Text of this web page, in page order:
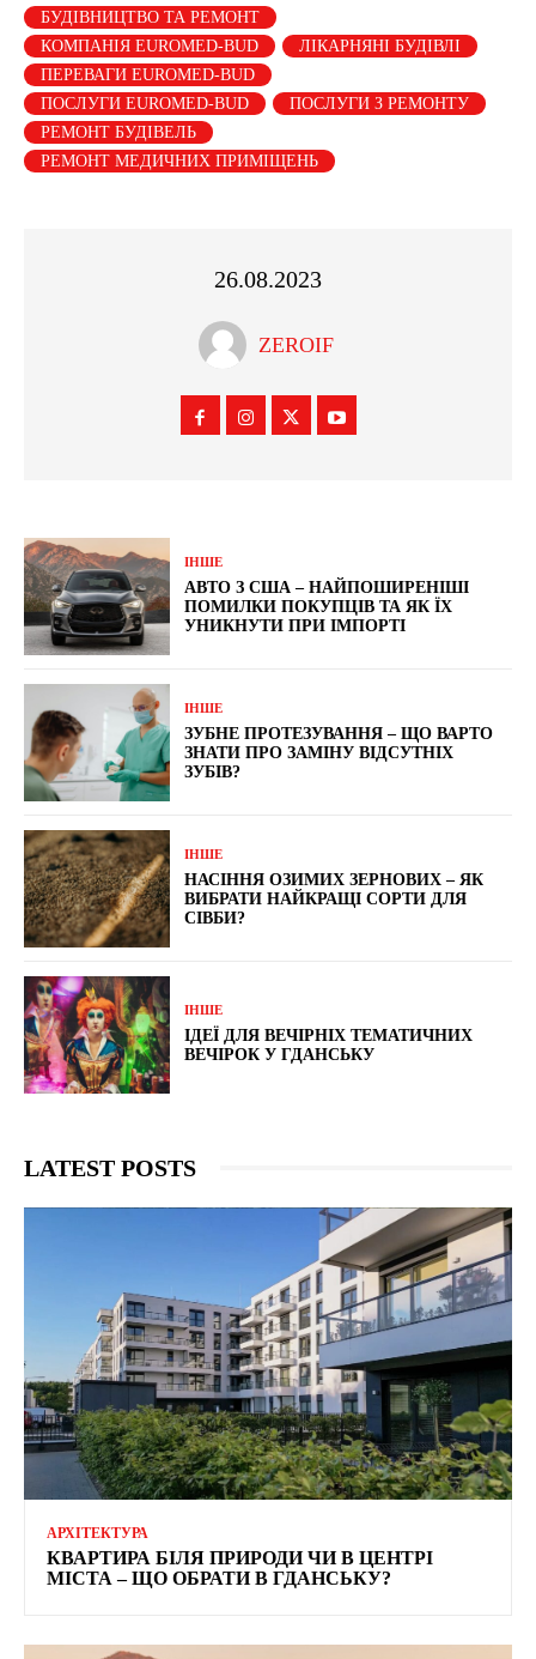
БУДІВНИЦТВО ТА РЕМОНТ
КОМПАНІЯ EUROMED-BUD
ЛІКАРНЯНІ БУДІВЛІ
ПЕРЕВАГИ EUROMED-BUD
ПОСЛУГИ EUROMED-BUD
ПОСЛУГИ З РЕМОНТУ
РЕМОНТ БУДІВЕЛЬ
РЕМОНТ МЕДИЧНИХ ПРИМІЩЕНЬ
26.08.2023
ZEROIF
ІНШЕ
АВТО З США – НАЙПОШИРЕНІШІ
ПОМИЛКИ ПОКУПЦІВ ТА ЯК ЇХ
УНИКНУТИ ПРИ ІМПОРТІ
ІНШЕ
ЗУБНЕ ПРОТЕЗУВАННЯ – ЩО ВАРТО
ЗНАТИ ПРО ЗАМІНУ ВІДСУТНІХ
ЗУБІВ?
ІНШЕ
НАСІННЯ ОЗИМИХ ЗЕРНОВИХ – ЯК
ВИБРАТИ НАЙКРАЩІ СОРТИ ДЛЯ
СІВБИ?
ІНШЕ
ІДЕЇ ​​ДЛЯ ВЕЧІРНІХ ТЕМАТИЧНИХ
ВЕЧІРОК У ГДАНСЬКУ
LATEST POSTS
АРХІТЕКТУРА
КВАРТИРА БІЛЯ ПРИРОДИ ЧИ В ЦЕНТРІ
МІСТА – ЩО ОБРАТИ В ГДАНСЬКУ?